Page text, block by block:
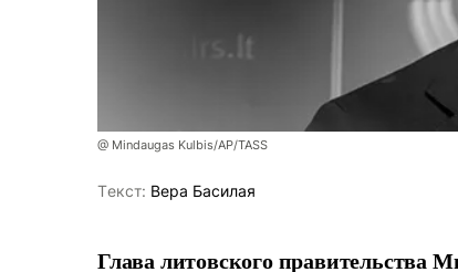
@ Mindaugas Kulbis/AP/TASS
Tекст: Вера Басилая
Глава литовского правительства